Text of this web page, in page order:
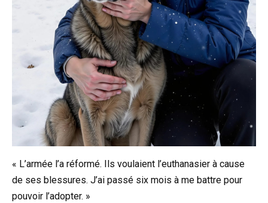
« L’armée l’a réformé. Ils voulaient l’euthanasier à cause
de ses blessures. J’ai passé six mois à me battre pour
pouvoir l’adopter. »